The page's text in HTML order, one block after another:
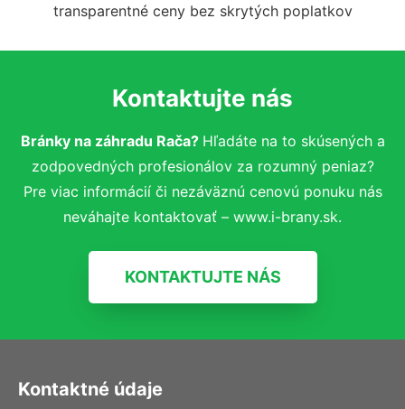
transparentné ceny bez skrytých poplatkov
Kontaktujte nás
Bránky na záhradu Rača? Hľadáte na to skúsených a
zodpovedných profesionálov za rozumný peniaz?
Pre viac informácií či nezáväznú cenovú ponuku nás
neváhajte kontaktovať – www.i-brany.sk.
KONTAKTUJTE NÁS
Kontaktné údaje